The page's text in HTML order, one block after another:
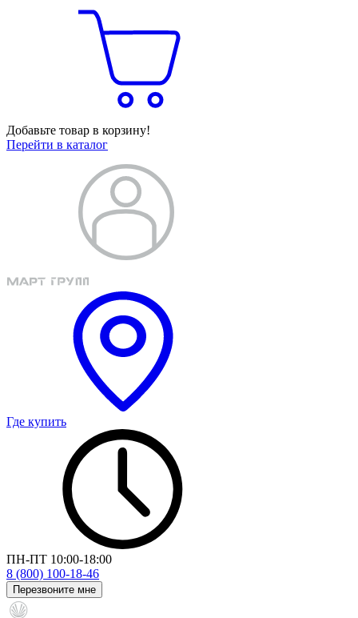
Добавьте товар в корзину!
Перейти в каталог
Где купить
ПН-ПТ 10:00-18:00
8 (800) 100-18-46
Перезвоните мне